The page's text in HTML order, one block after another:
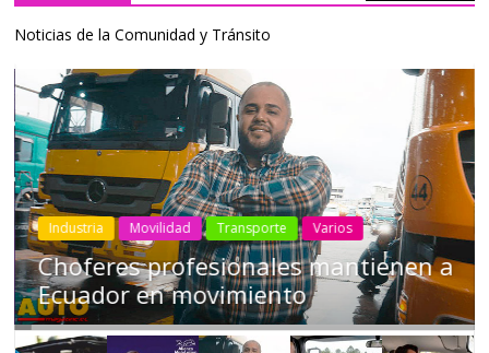
Noticias de la Comunidad y Tránsito
Industria Movilidad Transporte Varios
Conducir cansado puede ser tan
peligroso como manejar ‘tomado’